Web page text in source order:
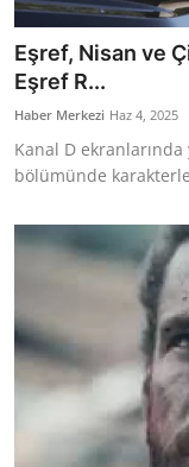
Eşref, Nisan ve
Eşref R...
Haber Merkezi Haz 4, 2025
Kanal D
bölümünde